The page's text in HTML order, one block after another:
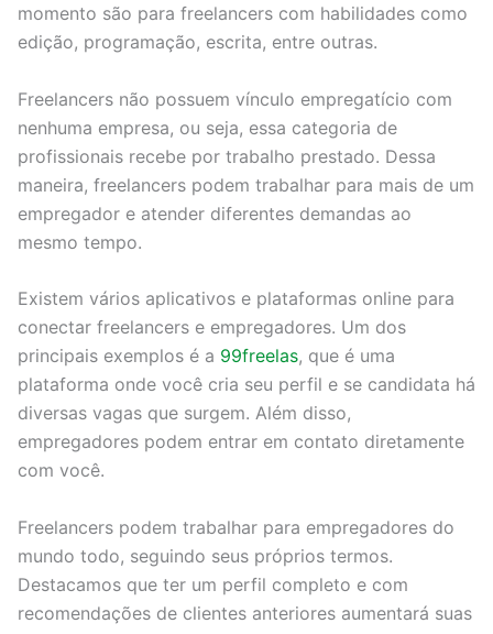
momento são para freelancers com habilidades como
edição, programação, escrita, entre outras.
Freelancers não possuem vínculo empregatício com
nenhuma empresa, ou seja, essa categoria de
profissionais recebe por trabalho prestado. Dessa
maneira, freelancers podem trabalhar para mais de um
empregador e atender diferentes demandas ao
mesmo tempo.
Existem vários aplicativos e plataformas online para
conectar freelancers e empregadores. Um dos
principais exemplos é a 99freelas, que é uma
plataforma onde você cria seu perfil e se candidata há
diversas vagas que surgem. Além disso,
empregadores podem entrar em contato diretamente
com você.
Freelancers podem trabalhar para empregadores do
mundo todo, seguindo seus próprios termos.
Destacamos que ter um perfil completo e com
recomendações de clientes anteriores aumentará suas